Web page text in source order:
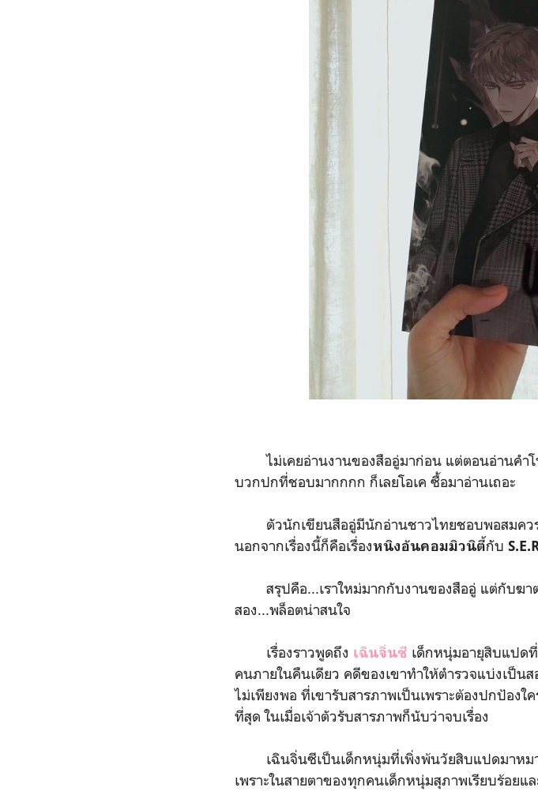
ไม่เคยอ่านงานของสืออู่มาก่อน แต่ตอนอ่านคำโ
บวกปกที่ชอบมากกกก ก็เลยโอเค ซื้อมาอ่านเถอะ
ตัวนักเขียนสืออู่มีนักอ่านชาวไทยชอบพอสมควร
นอกจากเรื่องนี้ก็คือเรื่องหนิงอันคอมมิวนิตี้กับ
สรุปคือ...เราใหม่มากกับงานของสืออู่ แต่กับฆาต
สอง...พล็อตน่าสนใจ
เรื่องราวพูดถึง เฉินจิ่นซี เด็กหนุ่มอายุสิบแปด
คนภายในคืนเดียว คดีของเขาทำให้ตำรวจแบ่งเป็น
ไม่เพียงพอ ที่เขารับสารภาพเป็นเพราะต้องปกป้อง
ที่สุด ในเมื่อเจ้าตัวรับสารภาพก็นับว่าจบเรื่อง
เฉินจิ่นซีเป็นเด็กหนุ่มที่เพิ่งพ้นวัยสิบแปดมาหมา
เพราะในสายตาของทุกคนเด็กหนุ่มสุภาพเรียบร้อย